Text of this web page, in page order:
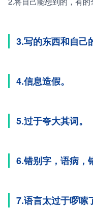
3.写的东西和自己
4.信息造假。
5.过于夸大其词。
6.错别字，语病，
7.语言太过于啰嗦